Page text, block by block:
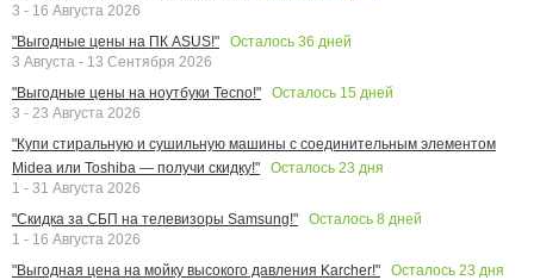
3 - 16 Августа 2026
"Выгодные цены на ПК ASUS!"
Осталось 36 дней
3 Августа - 13 Сентября 2026
"Выгодные цены на ноутбуки Tecno!"
Осталось 15 дней
3 - 23 Августа 2026
"Купи стиральную и сушильную машины с соединительным элементом
Midea или Toshiba — получи скидку!"
Осталось 23 дня
1 - 31 Августа 2026
"Скидка за СБП на телевизоры Samsung!"
Осталось 8 дней
1 - 16 Августа 2026
"Выгодная цена на мойку высокого давления Karcher!"
Осталось 23 дня